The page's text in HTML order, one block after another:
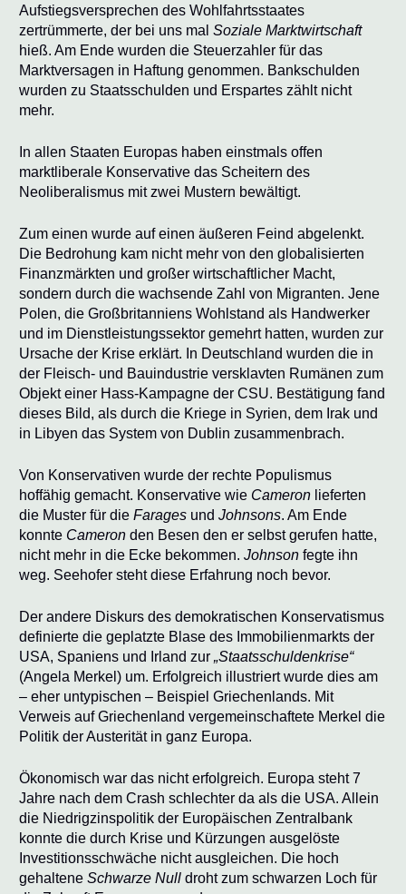
Aufstiegsversprechen des Wohlfahrtsstaates
zertrümmerte, der bei uns malSoziale Marktwirtschaft
hieß. Am Ende wurden die Steuerzahler für das
Marktversagen in Haftung genommen. Bankschulden
wurden zu Staatsschulden und Erspartes zählt nicht
mehr.
In allen Staaten Europas haben einstmals offen
marktliberale Konservative das Scheitern des
Neoliberalismus mit zwei Mustern bewältigt.
Zum einen wurde auf einen äußeren Feind abgelenkt.
Die Bedrohung kam nicht mehr von den globalisierten
Finanzmärkten und großer wirtschaftlicher Macht,
sondern durch die wachsende Zahl von Migranten. Jene
Polen, die Großbritanniens Wohlstand als Handwerker
und im Dienstleistungssektor gemehrt hatten, wurden zur
Ursache der Krise erklärt. In Deutschland wurden die in
der Fleisch- und Bauindustrie versklavten Rumänen zum
Objekt einer Hass-Kampagne der CSU. Bestätigung fand
dieses Bild, als durch die Kriege in Syrien, dem Irak und
in Libyen das System von Dublin zusammenbrach.
Von Konservativen wurde der rechte Populismus
hoffähig gemacht. Konservative wie Cameron lieferten
die Muster für dieFarages undJohnsons. Am Ende
konnte Cameron den Besen den er selbst gerufen hatte,
nicht mehr in die Ecke bekommen.Johnson fegte ihn
weg. Seehofer steht diese Erfahrung noch bevor.
Der andere Diskurs des demokratischen Konservatismus
definierte die geplatzte Blase des Immobilienmarkts der
USA, Spaniens und Irland zur„Staatsschuldenkrise“
(Angela Merkel) um. Erfolgreich illustriert wurde dies am
– eher untypischen – Beispiel Griechenlands. Mit
Verweis auf Griechenland vergemeinschaftete Merkel die
Politik der Austerität in ganz Europa.
Ökonomisch war das nicht erfolgreich. Europa steht 7
Jahre nach dem Crash schlechter da als die USA. Allein
die Niedrigzinspolitik der Europäischen Zentralbank
konnte die durch Krise und Kürzungen ausgelöste
Investitionsschwäche nicht ausgleichen. Die hoch
gehalteneSchwarze Null droht zum schwarzen Loch für